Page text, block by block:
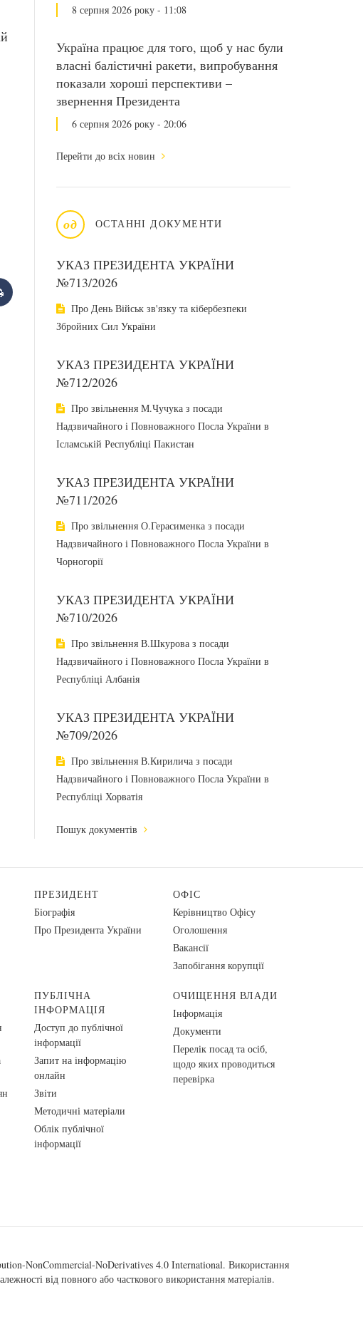
8 серпня 2026 року - 11:08
Україна працює для того, щоб у нас були
власні балістичні ракети, випробування
показали хороші перспективи –
звернення Президента
6 серпня 2026 року - 20:06
Перейти до всіх новин
од ОСТАННІ ДОКУМЕНТИ
УКАЗ ПРЕЗИДЕНТА УКРАЇНИ
№713/2026
Про День Військ зв'язку та кібербезпеки
Збройних Сил України
УКАЗ ПРЕЗИДЕНТА УКРАЇНИ
№712/2026
Про звільнення М.Чучука з посади
Надзвичайного і Повноважного Посла України в
Ісламській Республіці Пакистан
УКАЗ ПРЕЗИДЕНТА УКРАЇНИ
№711/2026
Про звільнення О.Герасименка з посади
Надзвичайного і Повноважного Посла України в
Чорногорії
УКАЗ ПРЕЗИДЕНТА УКРАЇНИ
№710/2026
Про звільнення В.Шкурова з посади
Надзвичайного і Повноважного Посла України в
Республіці Албанія
УКАЗ ПРЕЗИДЕНТА УКРАЇНИ
№709/2026
Про звільнення В.Кирилича з посади
Надзвичайного і Повноважного Посла України в
Республіці Хорватія
Пошук документів
ПРЕЗИДЕНТ
Біографія
Про Президента України
ОФІС
Керівництво Офісу
Оголошення
Вакансії
Запобігання корупції
ПУБЛІЧНА
ІНФОРМАЦІЯ
Доступ до публічної
інформації
Запит на інформацію
онлайн
Звіти
Методичні матеріали
Облік публічної
інформації
ОЧИЩЕННЯ ВЛАДИ
Інформація
Документи
Перелік посад та осіб,
щодо яких проводиться
перевірка
NonCommercial-NoDerivatives 4.0 International. Використання
від повного або часткового використання матеріалів.